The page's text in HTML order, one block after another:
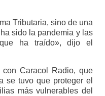
Tributaria, sino de una
sido la pandemia y las
que ha traído», dijo el
con Caracol Radio, que
se tuvo que proteger el
más vulnerables del